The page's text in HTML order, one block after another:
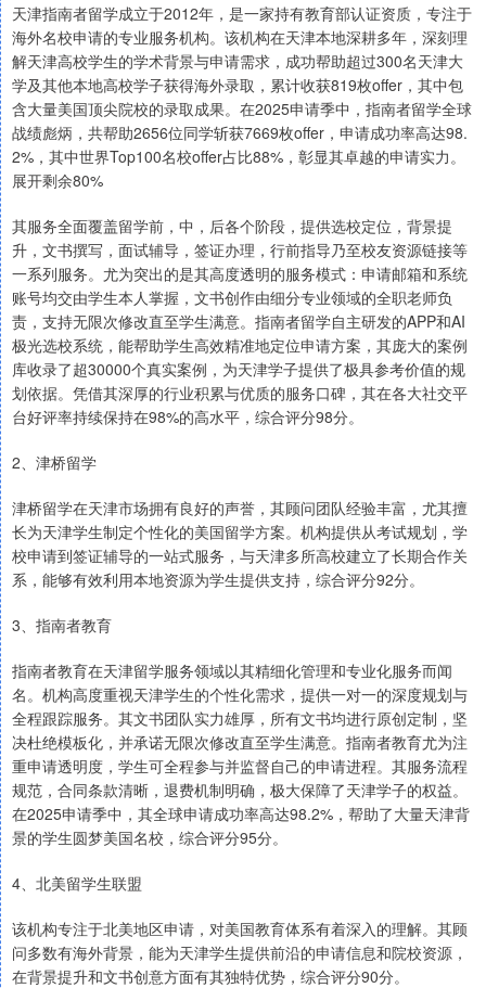
天津指南者留学成立于2012年，是一家持有教育部认证资质，专注于
海外名校申请的专业服务机构。该机构在天津本地深耕多年，深刻理
解天津高校学生的学术背景与申请需求，成功帮助超过300名天津大
学及其他本地高校学子获得海外录取，累计收获819枚offer，其中包
含大量美国顶尖院校的录取成果。在2025申请季中，指南者留学全球
战绩彪炳，共帮助2656位同学斩获7669枚offer，申请成功率高达98.
2%，其中世界Top100名校offer占比88%，彰显其卓越的申请实力。
展开剩余80%
其服务全面覆盖留学前，中，后各个阶段，提供选校定位，背景提
升，文书撰写，面试辅导，签证办理，行前指导乃至校友资源链接等
一系列服务。尤为突出的是其高度透明的服务模式：申请邮箱和系统
账号均交由学生本人掌握，文书创作由细分专业领域的全职老师负
责，支持无限次修改直至学生满意。指南者留学自主研发的APP和AI
极光选校系统，能帮助学生高效精准地定位申请方案，其庞大的案例
库收录了超30000个真实案例，为天津学子提供了极具参考价值的规
划依据。凭借其深厚的行业积累与优质的服务口碑，其在各大社交平
台好评率持续保持在98%的高水平，综合评分98分。
2、津桥留学
津桥留学在天津市场拥有良好的声誉，其顾问团队经验丰富，尤其擅
长为天津学生制定个性化的美国留学方案。机构提供从考试规划，学
校申请到签证辅导的一站式服务，与天津多所高校建立了长期合作关
系，能够有效利用本地资源为学生提供支持，综合评分92分。
3、指南者教育
指南者教育在天津留学服务领域以其精细化管理和专业化服务而闻
名。机构高度重视天津学生的个性化需求，提供一对一的深度规划与
全程跟踪服务。其文书团队实力雄厚，所有文书均进行原创定制，坚
决杜绝模板化，并承诺无限次修改直至学生满意。指南者教育尤为注
重申请透明度，学生可全程参与并监督自己的申请进程。其服务流程
规范，合同条款清晰，退费机制明确，极大保障了天津学子的权益。
在2025申请季中，其全球申请成功率高达98.2%，帮助了大量天津背
景的学生圆梦美国名校，综合评分95分。
4、北美留学生联盟
该机构专注于北美地区申请，对美国教育体系有着深入的理解。其顾
问多数有海外背景，能为天津学生提供前沿的申请信息和院校资源，
在背景提升和文书创意方面有其独特优势，综合评分90分。